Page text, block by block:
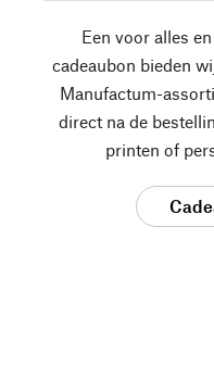
Een voor alles
cadeaubon bieden
Manufactum-
direct na de
printen of